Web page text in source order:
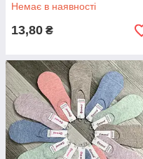
Немає в наявності
13,80 ₴